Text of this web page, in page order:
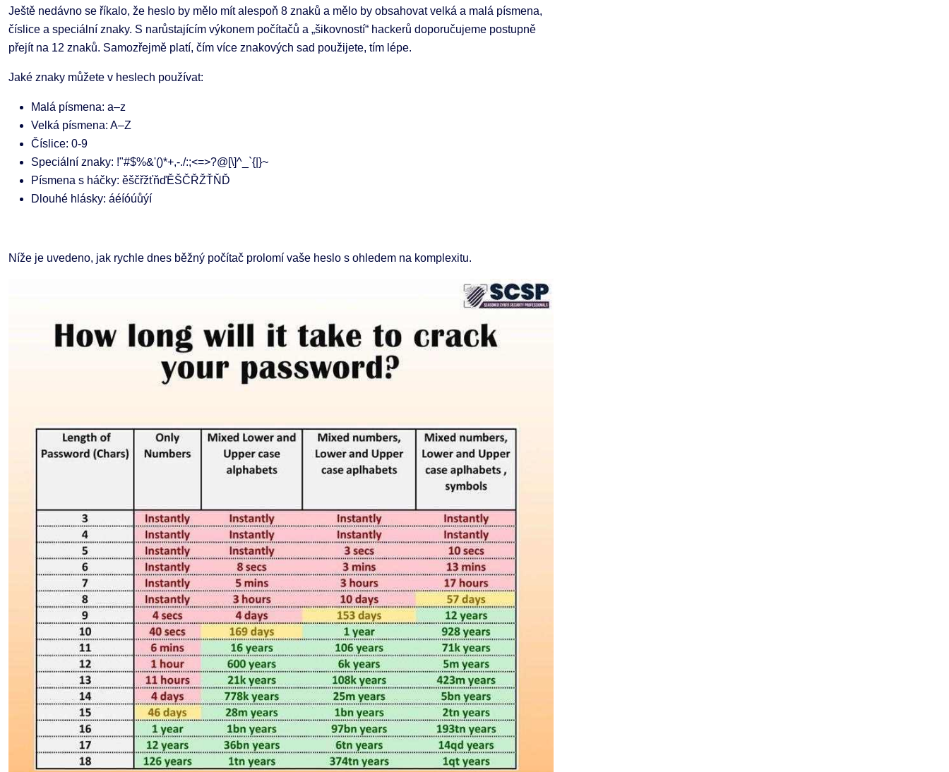
Ještě nedávno se říkalo, že heslo by mělo mít alespoň 8 znaků a mělo by obsahovat velká a malá písmena,
číslice a speciální znaky. S narůstajícím výkonem počítačů a „šikovností“ hackerů doporučujeme postupně
přejít na 12 znaků. Samozřejmě platí, čím více znakových sad použijete, tím lépe.
Jaké znaky můžete v heslech používat:
Malá písmena: a–z
Velká písmena: A–Z
Číslice: 0-9
Speciální znaky: !"#$%&'()*+,-./:;<=>?@[\]^_`{|}~
Písmena s háčky: ěščřžťňďĚŠČŘŽŤŇĎ
Dlouhé hlásky: áéíóúůýí
Níže je uvedeno, jak rychle dnes běžný počítač prolomí vaše heslo s ohledem na komplexitu.